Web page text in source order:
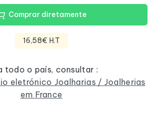
Comprar diretamente
16,58€ H.T
todo o país, consultar :
eletrónico Joalharias / Joalherias
em France